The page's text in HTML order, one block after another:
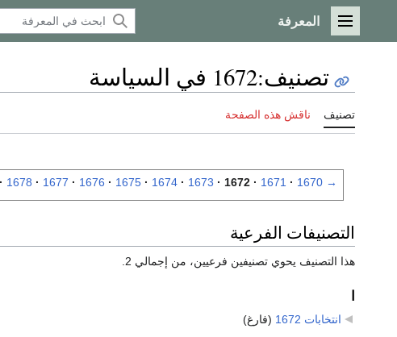
القائمة الرئيسية
المعرفة
تصنيف:1672 في السياسة
تصنيف ناقش هذه الصفحة
→
1670
1671
1672
1673
1674
1675
1676
1677
1678
التصنيفات الفرعية
هذا التصنيف يحوي تصنيفين فرعيين، من إجمالي 2.
انتخابات 1672 (فارغ)